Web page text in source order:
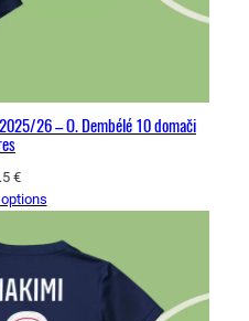
26 – O. Dembélé 10 domači
€